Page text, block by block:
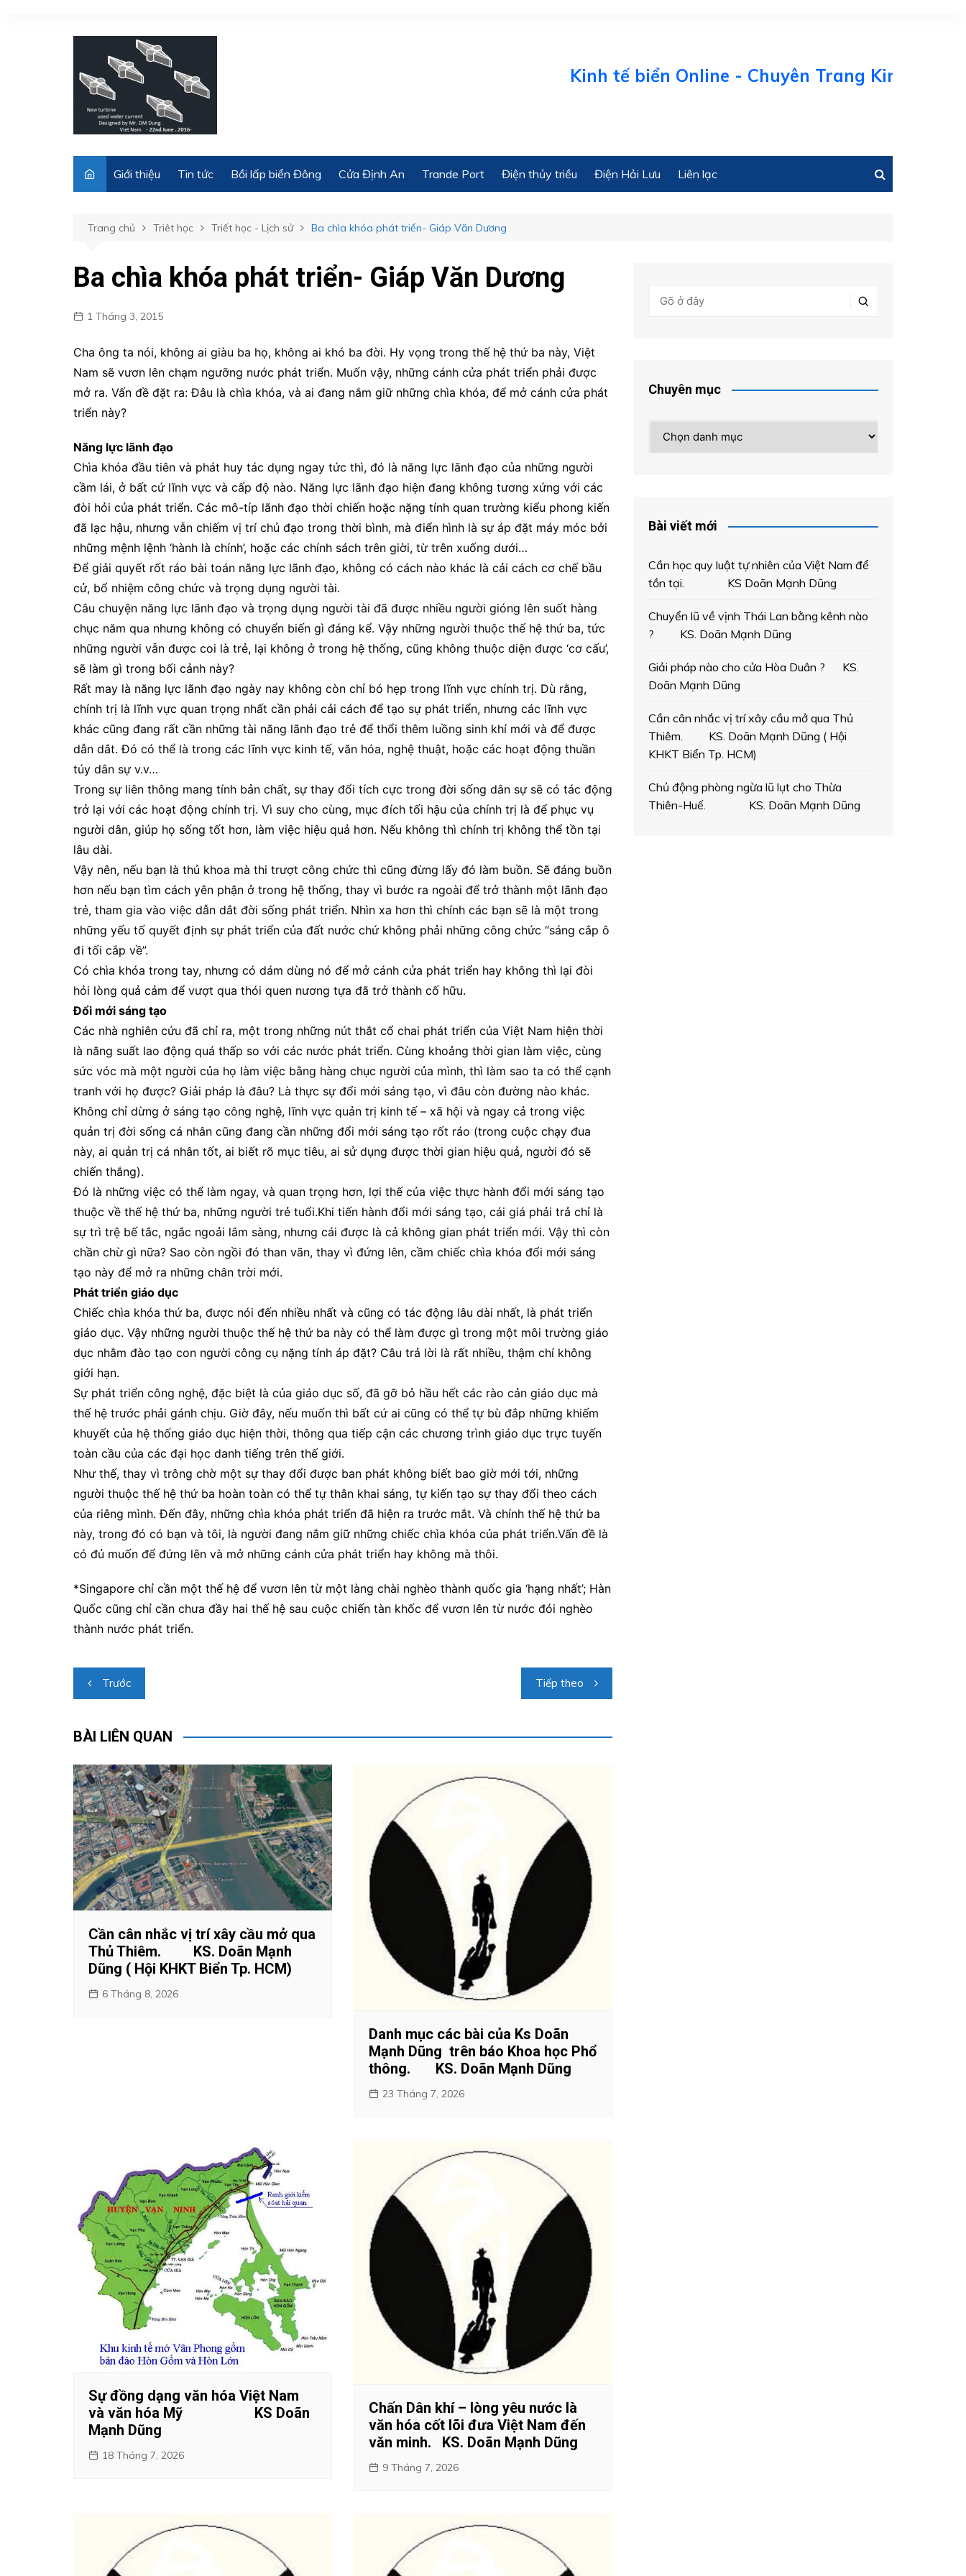
Kinh tế biển Online - Chuyên Trang Kinh tế Biển Việt
Giới thiệu Tin tức Bồi lấp biển Đông Cửa Định An Trande Port Điện thủy triều Điện Hải Lưu Liên lạc
Trang chủ Triêt học Triết học - Lịch sử Ba chìa khóa phát triển- Giáp Văn Dương
Ba chìa khóa phát triển- Giáp Văn Dương
1 Tháng 3, 2015
Cha ông ta nói, không ai giàu ba họ, không ai khó ba đời. Hy vọng trong thế hệ thứ ba này, Việt
Nam sẽ vươn lên chạm ngưỡng nước phát triển. Muốn vậy, những cánh cửa phát triển phải được
mở ra. Vấn đề đặt ra: Đâu là chìa khóa, và ai đang nắm giữ những chìa khóa, để mở cánh cửa phát
triển này?
Năng lực lãnh đạo
Chìa khóa đầu tiên và phát huy tác dụng ngay tức thì, đó là năng lực lãnh đạo của những người
cầm lái, ở bất cứ lĩnh vực và cấp độ nào. Năng lực lãnh đạo hiện đang không tương xứng với các
đòi hỏi của phát triển. Các mô-típ lãnh đạo thời chiến hoặc nặng tính quan trường kiểu phong kiến
đã lạc hậu, nhưng vẫn chiếm vị trí chủ đạo trong thời bình, mà điển hình là sự áp đặt máy móc bởi
những mệnh lệnh ‘hành là chính’, hoặc các chính sách trên giời, từ trên xuống dưới…
Để giải quyết rốt ráo bài toán năng lực lãnh đạo, không có cách nào khác là cải cách cơ chế bầu
cử, bổ nhiệm công chức và trọng dụng người tài.
Câu chuyện năng lực lãnh đạo và trọng dụng người tài đã được nhiều người gióng lên suốt hàng
chục năm qua nhưng không có chuyển biến gì đáng kể. Vậy những người thuộc thế hệ thứ ba, tức
những người vẫn được coi là trẻ, lại không ở trong hệ thống, cũng không thuộc diện được ‘cơ cấu’,
sẽ làm gì trong bối cảnh này?
Rất may là năng lực lãnh đạo ngày nay không còn chỉ bó hẹp trong lĩnh vực chính trị. Dù rằng,
chính trị là lĩnh vực quan trọng nhất cần phải cải cách để tạo sự phát triển, nhưng các lĩnh vực
khác cũng đang rất cần những tài năng lãnh đạo trẻ để thổi thêm luồng sinh khí mới và để được
dẫn dắt. Đó có thể là trong các lĩnh vực kinh tế, văn hóa, nghệ thuật, hoặc các hoạt động thuần
túy dân sự v.v…
Trong sự liên thông mang tính bản chất, sự thay đổi tích cực trong đời sống dân sự sẽ có tác động
trở lại với các hoạt động chính trị. Vì suy cho cùng, mục đích tối hậu của chính trị là để phục vụ
người dân, giúp họ sống tốt hơn, làm việc hiệu quả hơn. Nếu không thì chính trị không thể tồn tại
lâu dài.
Vậy nên, nếu bạn là thủ khoa mà thi trượt công chức thì cũng đừng lấy đó làm buồn. Sẽ đáng buồn
hơn nếu bạn tìm cách yên phận ở trong hệ thống, thay vì bước ra ngoài để trở thành một lãnh đạo
trẻ, tham gia vào việc dẫn dắt đời sống phát triển. Nhìn xa hơn thì chính các bạn sẽ là một trong
những yếu tố quyết định sự phát triển của đất nước chứ không phải những công chức “sáng cắp ô
đi tối cắp về”.
Có chìa khóa trong tay, nhưng có dám dùng nó để mở cánh cửa phát triển hay không thì lại đòi
hỏi lòng quả cảm để vượt qua thói quen nương tựa đã trở thành cố hữu.
Đổi mới sáng tạo
Các nhà nghiên cứu đã chỉ ra, một trong những nút thắt cổ chai phát triển của Việt Nam hiện thời
là năng suất lao động quá thấp so với các nước phát triển. Cùng khoảng thời gian làm việc, cùng
sức vóc mà một người của họ làm việc bằng hàng chục người của mình, thì làm sao ta có thể cạnh
tranh với họ được? Giải pháp là đâu? Là thực sự đổi mới sáng tạo, vì đâu còn đường nào khác.
Không chỉ dừng ở sáng tạo công nghệ, lĩnh vực quản trị kinh tế – xã hội và ngay cả trong việc
quản trị đời sống cá nhân cũng đang cần những đổi mới sáng tạo rốt ráo (trong cuộc chạy đua
này, ai quản trị cá nhân tốt, ai biết rõ mục tiêu, ai sử dụng được thời gian hiệu quả, người đó sẽ
chiến thắng).
Đó là những việc có thể làm ngay, và quan trọng hơn, lợi thế của việc thực hành đổi mới sáng tạo
thuộc về thế hệ thứ ba, những người trẻ tuổi.Khi tiến hành đổi mới sáng tạo, cái giá phải trả chỉ là
sự trì trệ bế tắc, ngắc ngoải lâm sàng, nhưng cái được là cả không gian phát triển mới. Vậy thì còn
chần chừ gì nữa? Sao còn ngồi đó than vãn, thay vì đứng lên, cầm chiếc chìa khóa đổi mới sáng
tạo này để mở ra những chân trời mới.
Phát triển giáo dục
Chiếc chìa khóa thứ ba, được nói đến nhiều nhất và cũng có tác động lâu dài nhất, là phát triển
giáo dục. Vậy những người thuộc thế hệ thứ ba này có thể làm được gì trong một môi trường giáo
dục nhằm đào tạo con người công cụ nặng tính áp đặt? Câu trả lời là rất nhiều, thậm chí không
giới hạn.
Sự phát triển công nghệ, đặc biệt là của giáo dục số, đã gỡ bỏ hầu hết các rào cản giáo dục mà
thế hệ trước phải gánh chịu. Giờ đây, nếu muốn thì bất cứ ai cũng có thể tự bù đắp những khiếm
khuyết của hệ thống giáo dục hiện thời, thông qua tiếp cận các chương trình giáo dục trực tuyến
toàn cầu của các đại học danh tiếng trên thế giới.
Như thế, thay vì trông chờ một sự thay đổi được ban phát không biết bao giờ mới tới, những
người thuộc thế hệ thứ ba hoàn toàn có thể tự thân khai sáng, tự kiến tạo sự thay đổi theo cách
của riêng mình. Đến đây, những chìa khóa phát triển đã hiện ra trước mắt. Và chính thế hệ thứ ba
này, trong đó có bạn và tôi, là người đang nắm giữ những chiếc chìa khóa của phát triển.Vấn đề là
có đủ muốn để đứng lên và mở những cánh cửa phát triển hay không mà thôi.
*Singapore chỉ cần một thế hệ để vươn lên từ một làng chài nghèo thành quốc gia ‘hạng nhất’; Hàn
Quốc cũng chỉ cần chưa đầy hai thế hệ sau cuộc chiến tàn khốc để vươn lên từ nước đói nghèo
thành nước phát triển.
Điều
hướng
bài
viết
Trước Tiếp theo
BÀI LIÊN QUAN
Cần cân nhắc vị trí xây cầu mở qua
Thủ Thiêm. KS. Doãn Mạnh
Dũng ( Hội KHKT Biển Tp. HCM)
6 Tháng 8, 2026
Danh mục các bài của Ks Doãn
Mạnh Dũng trên báo Khoa học Phổ
thông. KS. Doãn Mạnh Dũng
23 Tháng 7, 2026
Sự đồng dạng văn hóa Việt Nam
và văn hóa Mỹ KS Doãn
Mạnh Dũng
18 Tháng 7, 2026
Chấn Dân khí – lòng yêu nước là
văn hóa cốt lõi đưa Việt Nam đến
văn minh. KS. Doãn Mạnh Dũng
9 Tháng 7, 2026
Chuyên mục
mục
Bài viết mới
Cần học quy luật tự nhiên của Việt Nam để
tồn tại. KS Doãn Mạnh Dũng
Chuyển lũ về vịnh Thái Lan bằng kênh nào
? KS. Doãn Mạnh Dũng
Giải pháp nào cho cửa Hòa Duân ? KS.
Doãn Mạnh Dũng
Cần cân nhắc vị trí xây cầu mở qua Thủ
Thiêm. KS. Doãn Mạnh Dũng ( Hội
KHKT Biển Tp. HCM)
Chủ động phòng ngừa lũ lụt cho Thừa
Thiên-Huế. KS. Doãn Mạnh Dũng